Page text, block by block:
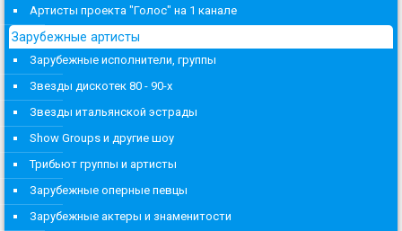
Артисты проекта "Голос" на 1 канале
Зарубежные артисты
Зарубежные исполнители, группы
Звезды дискотек 80 - 90-х
Звезды итальянской эстрады
Show Groups и другие шоу
Трибьют группы и артисты
Зарубежные оперные певцы
Зарубежные актеры и знаменитости